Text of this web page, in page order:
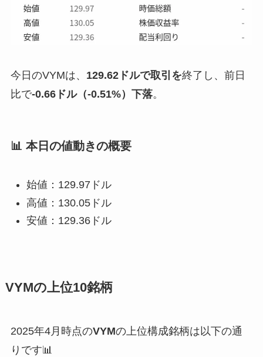
今日のVYMは、 129.62ドルで取引を終了し、前日
比で-0.66ドル（-0.51%）下落。
📊 本日の値動きの概要
始値：129.97ドル
高値：130.05ドル
安値：129.36ドル
VYMの上位10銘柄
2025年4月時点のVYMの上位構成銘柄は以下の通
りです📊